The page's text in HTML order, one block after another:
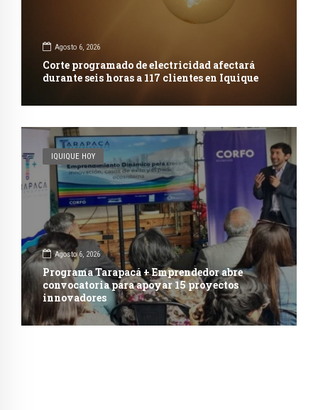
Agosto 6, 2026
Corte programado de electricidad afectará
durante seis horas a 117 clientes en Iquique
IQUIQUE HOY
Agosto 6, 2026
Programa Tarapacá + Emprendedor abre
convocatoria para apoyar 15 proyectos
innovadores